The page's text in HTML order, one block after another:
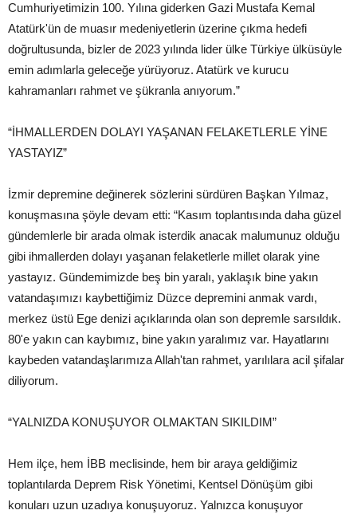
Cumhuriyetimizin 100. Yılına giderken Gazi Mustafa Kemal
Atatürk'ün de muasır medeniyetlerin üzerine çıkma hedefi
doğrultusunda, bizler de 2023 yılında lider ülke Türkiye ülküsüyle
emin adımlarla geleceğe yürüyoruz. Atatürk ve kurucu
kahramanları rahmet ve şükranla anıyorum.”
“İHMALLERDEN DOLAYI YAŞANAN FELAKETLERLE YİNE
YASTAYIZ”
İzmir depremine değinerek sözlerini sürdüren Başkan Yılmaz,
konuşmasına şöyle devam etti: “Kasım toplantısında daha güzel
gündemlerle bir arada olmak isterdik anacak malumunuz olduğu
gibi ihmallerden dolayı yaşanan felaketlerle millet olarak yine
yastayız. Gündemimizde beş bin yaralı, yaklaşık bine yakın
vatandaşımızı kaybettiğimiz Düzce depremini anmak vardı,
merkez üstü Ege denizi açıklarında olan son depremle sarsıldık.
80'e yakın can kaybımız, bine yakın yaralımız var. Hayatlarını
kaybeden vatandaşlarımıza Allah'tan rahmet, yarılılara acil şifalar
diliyorum.
“YALNIZDA KONUŞUYOR OLMAKTAN SIKILDIM”
Hem ilçe, hem İBB meclisinde, hem bir araya geldiğimiz
toplantılarda Deprem Risk Yönetimi, Kentsel Dönüşüm gibi
konuları uzun uzadıya konuşuyoruz. Yalnızca konuşuyor